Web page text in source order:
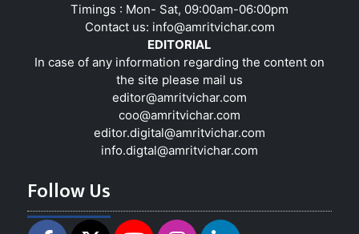
Timings : Mon- Sat, 09:00am-06:00pm
Contact us: info@amritvichar.com
EDITORIAL
In case of any information regarding the content on
the site please mail us
editor@amritvichar.com
coo@amritvichar.com
editor.digital@amritvichar.com
info.digtal@amritvichar.com
Follow Us